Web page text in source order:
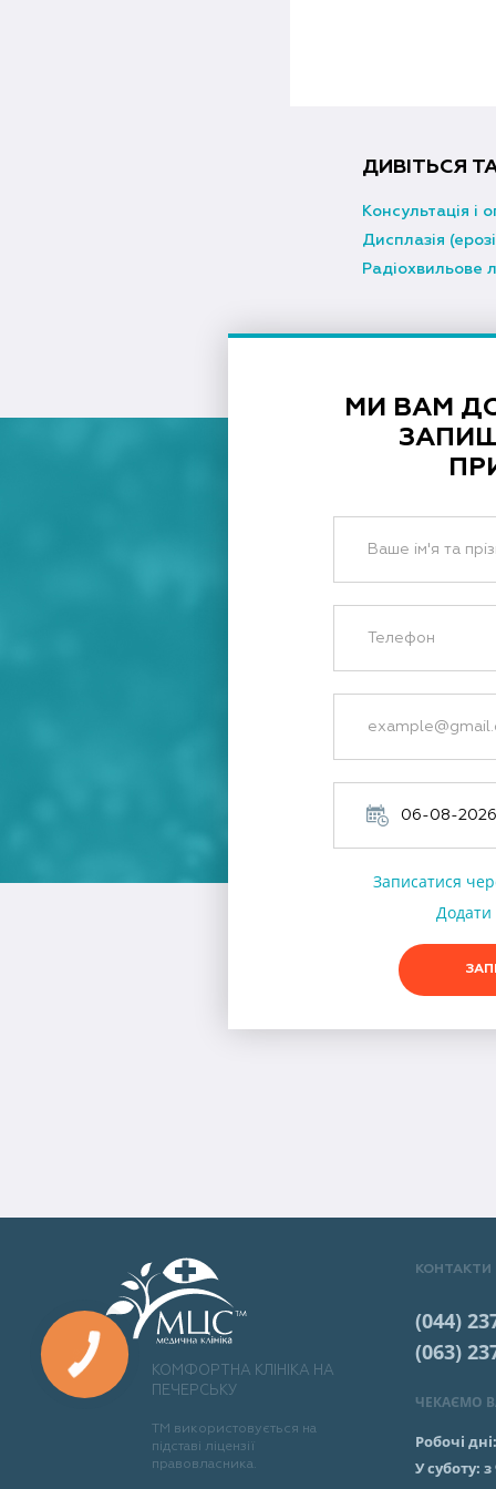
ДИВІТЬСЯ
Консультація і
Дисплазія
Радіохвильове
МИ ВАМ
Записатися
Додати
КОМФОРТНА КЛІНІКА НА
ПЕЧЕРСЬКУ
ТМ використовується на
підставі ліцензії
правовласника.
КОНТАКТИ
(044)
(063)
ЧЕКАЄМО
Робочі дні:
У суботу: з